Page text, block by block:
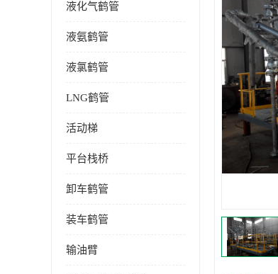
液化气鹤管
液氨鹤管
液氯鹤管
LNG鹤管
活动梯
平台栈桥
卸车鹤管
装车鹤管
输油臂